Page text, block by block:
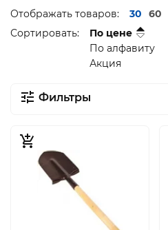
Отображать товаров: 30 60
Сортировать:
По цене
По алфавиту
Акция
Фильтры